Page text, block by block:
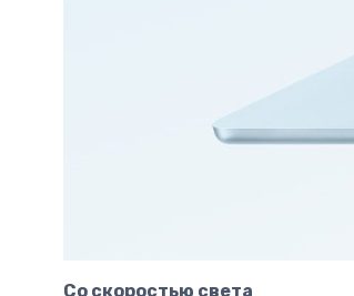
Со скоростью света